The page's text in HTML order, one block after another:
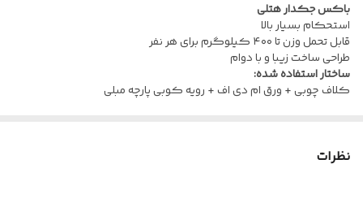
باکس جکدار هتلی
استحکام بسیار بالا
قابل تحمل وزن تا ۴۰۰ کیلوگرم برای هر نفر
طراحی ساخت زیبا و با دوام
ساختار استفاده شده:
کلاف چوبی + ورق ام دی اف + رویه کوبی پارچه مبلی
نظرات